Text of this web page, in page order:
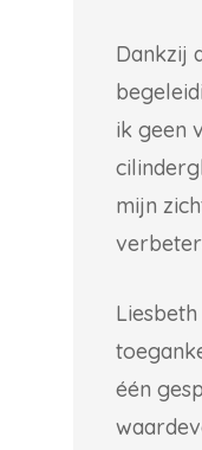
Dankzij
ik geen
mijn
één